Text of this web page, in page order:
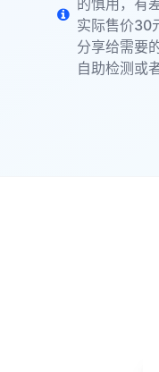
实际售价30
分享给需要
自助检测或